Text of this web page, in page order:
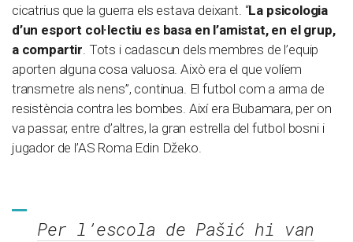
cicatrius que la guerra els estava deixant. “La psicologia
d’un esport col·lectiu es basa en l’amistat, en el grup,
a compartir. Tots i cadascun dels membres de l’equip
aporten alguna cosa valuosa. Això era el que volíem
transmetre als nens”, continua. El futbol com a arma de
resistència contra les bombes. Així era Bubamara, per on
va passar, entre d’altres, la gran estrella del futbol bosni i
jugador de l’AS Roma Edin Džeko.
Per l’escola de Pašić hi van